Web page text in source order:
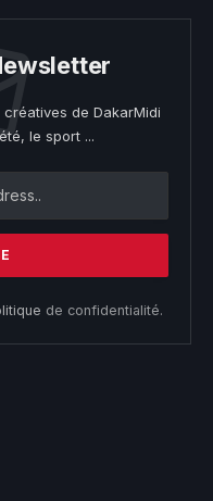
de DakarMidi
le sport ...
de confidentialité.